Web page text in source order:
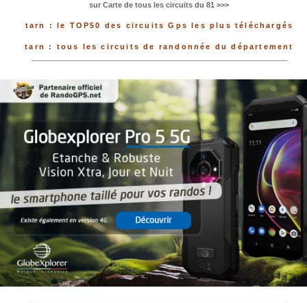
sur Carte de tous les circuits du 81 >>>
tarn : le TOP50 des circuits Gps les plus téléchargés
tarn : tous les circuits de randonnée du département